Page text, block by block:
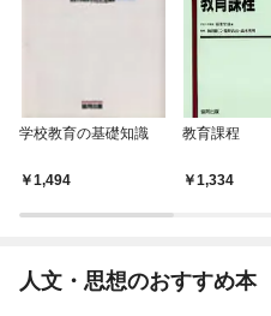
学校教育の基礎知識
1,494
教育課程
1,334
人文・思想のおすすめ本